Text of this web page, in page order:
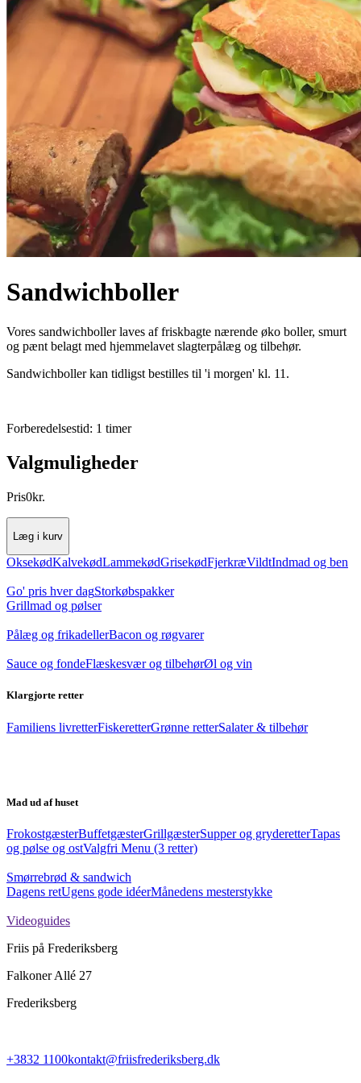
Sandwichboller
Vores sandwichboller laves af friskbagte nærende øko boller, smurt
og pænt belagt med hjemmelavet slagterpålæg og tilbehør.
Sandwichboller kan tidligst bestilles til 'i morgen' kl. 11.
Forberedelsestid: 1 timer
Valgmuligheder
Pris0kr.
Læg i kurv
OksekødKalvekødLammekødGrisekødFjerkræVildtIndmad og ben
Go' pris hver dagStorkøbspakker
Grillmad og pølser
Pålæg og frikadellerBacon og røgvarer
Sauce og fondeFlæskesvær og tilbehørØl og vin
Klargjorte retter
Familiens livretterFiskeretterGrønne retterSalater & tilbehør
Mad ud af huset
FrokostgæsterBuffetgæsterGrillgæsterSupper og gryderetterTapas
og pølse og ostValgfri Menu (3 retter)
Smørrebrød & sandwich
Dagens retUgens gode idéerMånedens mesterstykke
Videoguides
Friis på Frederiksberg
Falkoner Allé 27
Frederiksberg
+3832 1100kontakt@friisfrederiksberg.dk